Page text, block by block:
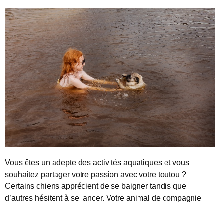
Vous êtes un adepte des activités aquatiques et vous
souhaitez partager votre passion avec votre toutou ?
Certains chiens apprécient de se baigner tandis que
d’autres hésitent à se lancer. Votre animal de compagnie